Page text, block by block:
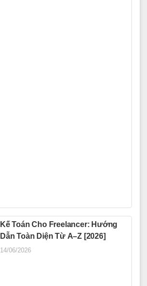
Kế Toán Cho Freelancer: Hướng
Dẫn Toàn Diện Từ A–Z [2026]
14/06/2026